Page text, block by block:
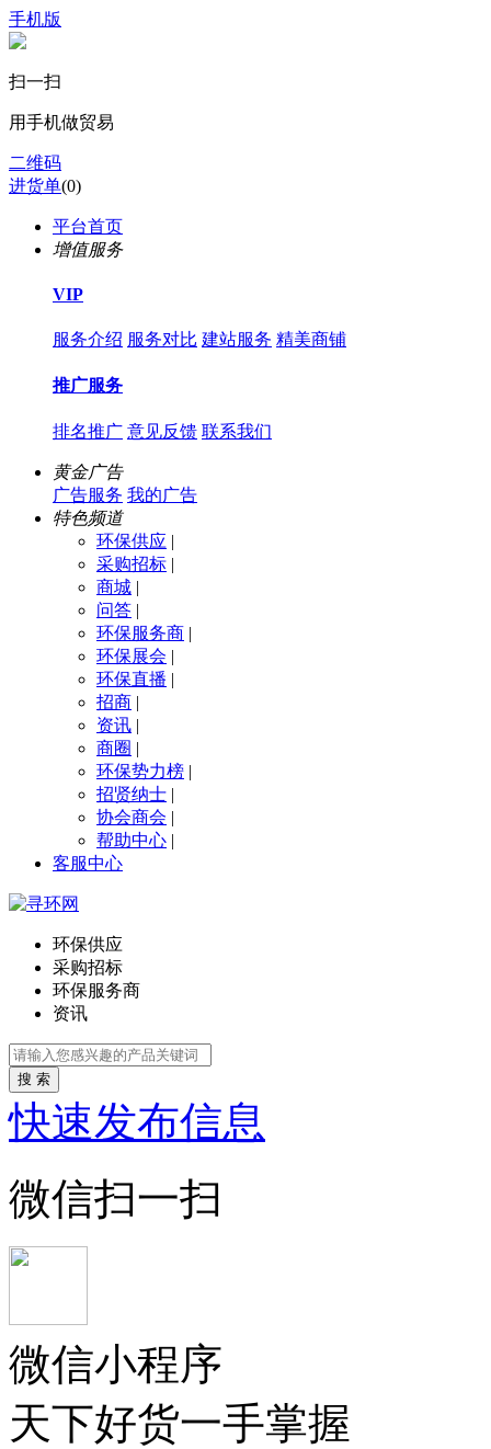
手机版
扫一扫
用手机做贸易
二维码
进货单(0)
平台首页
增值服务
VIP
服务介绍 服务对比 建站服务 精美商铺
推广服务
排名推广 意见反馈 联系我们
黄金广告
广告服务 我的广告
特色频道
环保供应 |
采购招标 |
商城 |
问答 |
环保服务商 |
环保展会 |
环保直播 |
招商 |
资讯 |
商圈 |
环保势力榜 |
招贤纳士 |
协会商会 |
帮助中心 |
客服中心
环保供应
采购招标
环保服务商
资讯
搜 索
快速发布信息
微信扫一扫
微信小程序
天下好货一手掌握